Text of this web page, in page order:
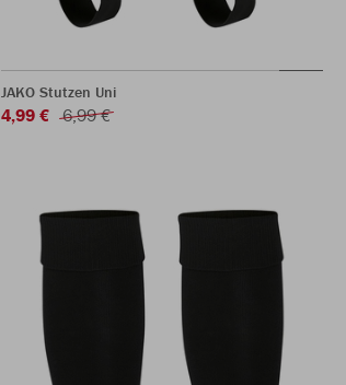
JAKO Stutzen Uni
4,99 € 6,99 €